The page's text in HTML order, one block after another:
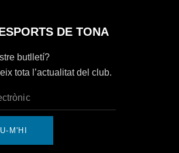
DE TONA
butlletí?
tota l’actualitat del club.
M'HI